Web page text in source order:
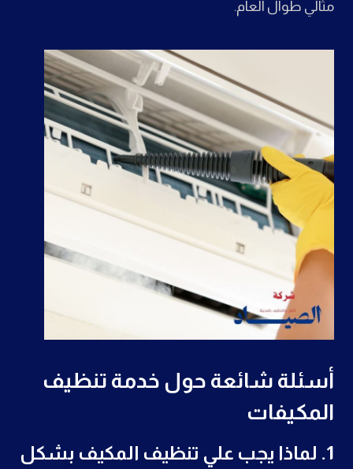
مثالي طوال العام.
أسئلة شائعة حول خدمة تنظيف
المكيفات
1. لماذا يجب علي تنظيف المكيف بشكل